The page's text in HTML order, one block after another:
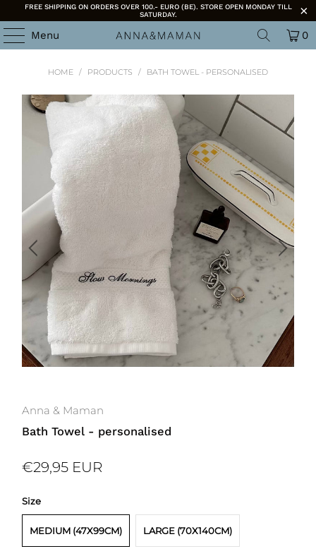
FREE SHIPPING ON ORDERS OVER 100.- EURO (BE). STORE OPEN MONDAY TILL
SATURDAY.
Menu 0
HOME / PRODUCTS / BATH TOWEL - PERSONALISED
Anna & Maman
Bath Towel - personalised
€29,95 EUR
Size
MEDIUM (47X99CM) LARGE (70X140CM)